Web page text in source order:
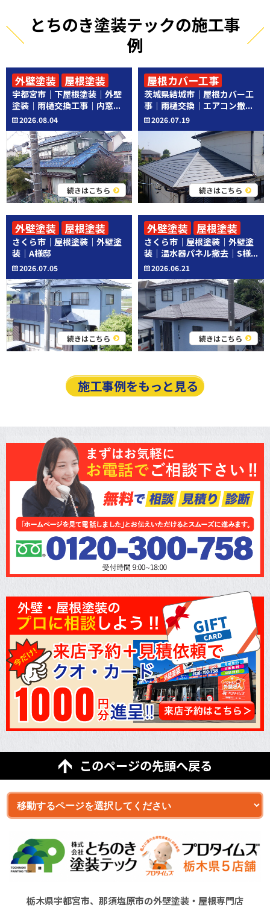
とちのき塗装テックの施工事
例
宇都宮市｜下屋根塗装｜外壁
塗装｜雨樋交換工事｜内窓...
2026.08.04
続きはこちら
外壁塗装
屋根塗装
その他工事
茨城県結城市｜屋根カバー工
事｜雨樋交換｜エアコン撤...
2026.07.19
続きはこちら
屋根カバー工事
その他工事
さくら市｜屋根塗装｜外壁塗
装｜A様邸
2026.07.05
続きはこちら
外壁塗装 屋根塗装
さくら市｜屋根塗装｜外壁塗
装｜温水器パネル撤去｜S様...
2026.06.21
続きはこちら
外壁塗装
屋根塗装
その他工事
施工事例をもっと見る
このページの先頭へ戻る
栃木県宇都宮市、那須塩原市の外壁塗装・屋根専門店